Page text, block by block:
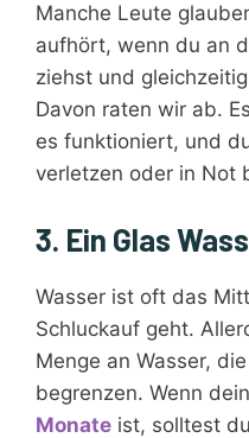
Manche Leute
aufhört, wenn du an
ziehst und
Davon raten wir ab.
es funktioniert, und
verletzen oder in Not
3. Ein Glas
Wasser ist oft das
Schluckauf geht.
Menge an Wasser,
begrenzen. Wenn
Monate ist, solltest